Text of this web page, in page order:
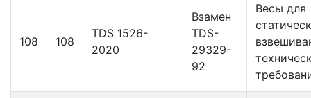
108 108
TDS 1526-
2020
Взамен
TDS-
29329-
92
Весы для